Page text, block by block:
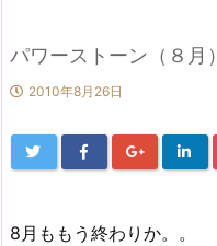
パワーストーン（８月）
2010年8月26日
8月ももう終わりか。。